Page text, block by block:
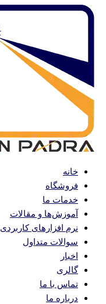
پرش
خانه
فروشگاه
خدمات ما
آموزش‌ها و مقالات
نرم افزارهای کاربردی
سوالات متداول
اخبار
گالری
تماس با ما
درباره ما